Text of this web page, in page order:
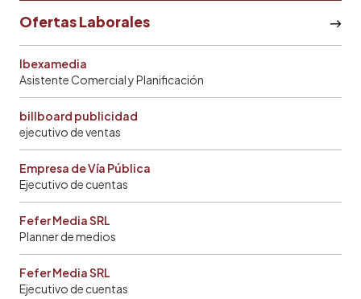
Ofertas Laborales
Ibexamedia
Asistente Comercial y Planificación
billboard publicidad
ejecutivo de ventas
Empresa de Vía Pública
Ejecutivo de cuentas
Fefer Media SRL
Planner de medios
Fefer Media SRL
Ejecutivo de cuentas